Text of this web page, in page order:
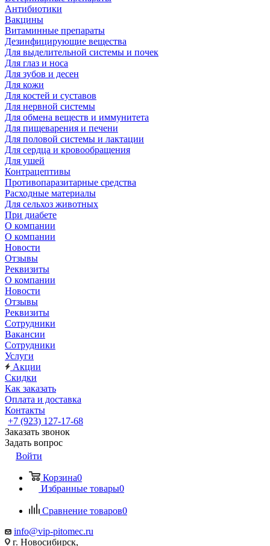
Антибиотики
Вакцины
Витаминные препараты
Дезинфицирующие вещества
Для выделительной системы и почек
Для глаз и носа
Для зубов и десен
Для кожи
Для костей и суставов
Для нервной системы
Для обмена веществ и иммунитета
Для пищеварения и печени
Для половой системы и лактации
Для сердца и кровообращения
Для ушей
Контрацептивы
Противопаразитарные средства
Расходные материалы
Для сельхоз животных
При диабете
О компании
О компании
Новости
Отзывы
Реквизиты
О компании
Новости
Отзывы
Реквизиты
Сотрудники
Вакансии
Сотрудники
Услуги
Акции
Скидки
Как заказать
Оплата и доставка
Контакты
+7 (923) 127-17-68
Заказать звонок
Задать вопрос
Войти
Корзина0
Избранные товары0
Сравнение товаров0
info@vip-pitomec.ru
г. Новосибирск,